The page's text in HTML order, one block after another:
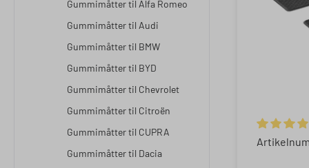
Gummimåtter til Alfa Romeo
Gummimåtter til Audi
Gummimåtter til BMW
Gummimåtter til BYD
Gummimåtter til Chevrolet
Gummimåtter til Citroën
Gummimåtter til CUPRA
Gummimåtter til Dacia